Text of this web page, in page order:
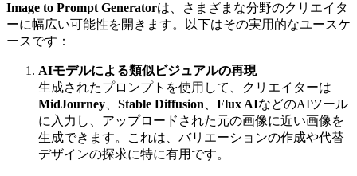
Image to Prompt Generatorは、さまざまな分野のクリエイタ
ーに幅広い可能性を開きます。以下はその実用的なユースケ
ースです：
AIモデルによる類似ビジュアルの再現
生成されたプロンプトを使用して、クリエイターは
MidJourney
Stable Diffusion Flux AIなどのAIツール
に入力し、アップロードされた元の画像に近い画像を
生成できます。これは、バリエーションの作成や代替
デザインの探求に特に有用です。